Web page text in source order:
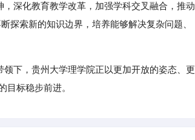
深化教育教学改革，加强学科交叉融合，推动
探索新的知识边界，培养能够解决复杂问题、
下，贵州大学理学院正以更加开放的姿态、更
目标稳步前进。